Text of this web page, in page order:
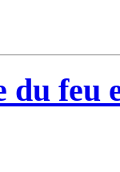
du feu